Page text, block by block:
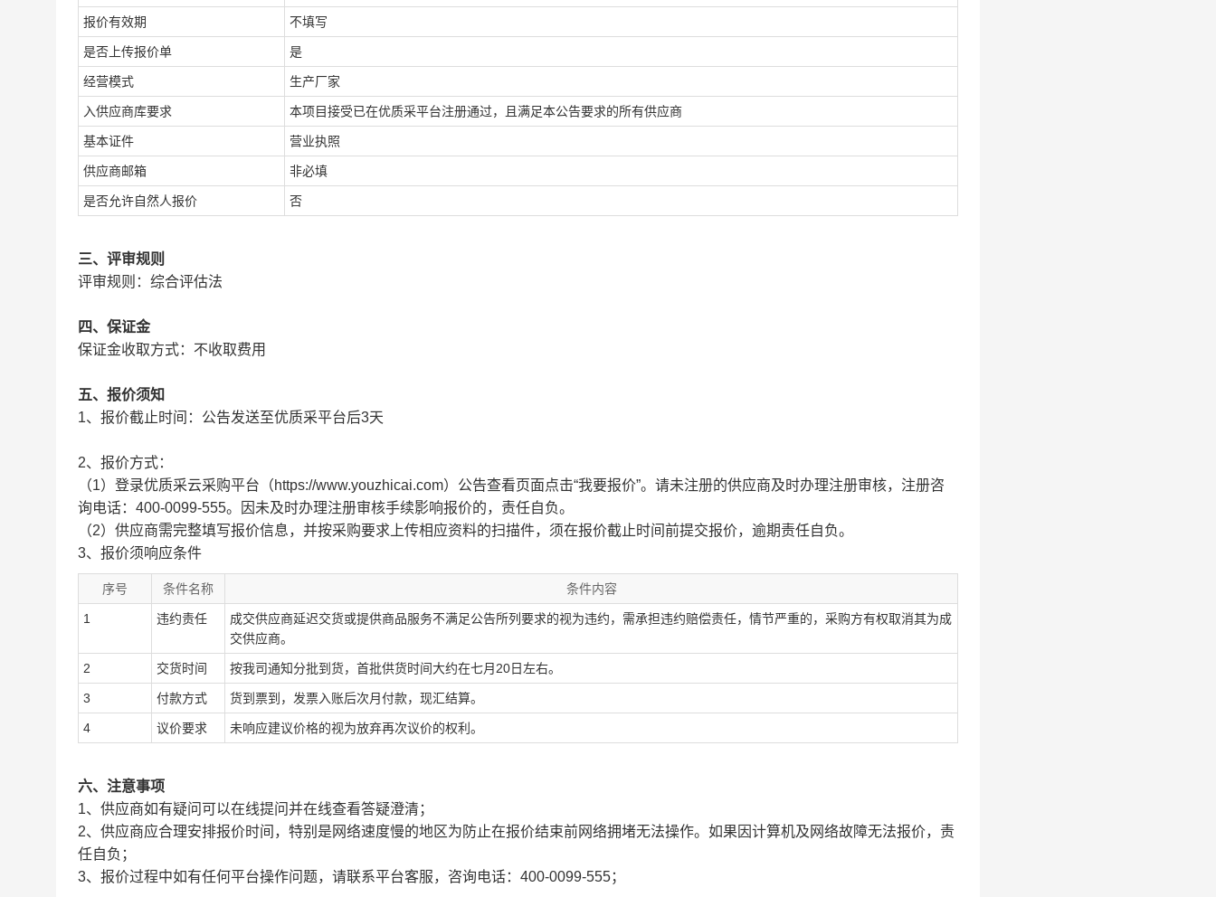
报价有效期 不填写
是否上传报价单 是
经营模式 生产厂家
入供应商库要求 本项目接受已在优质采平台注册通过，且满足本公告要求的所有供应商
基本证件 营业执照
供应商邮箱 非必填
是否允许自然人报价 否
三、评审规则
评审规则：综合评估法
四、保证金
保证金收取方式：不收取费用
五、报价须知
1、报价截止时间：公告发送至优质采平台后3天
2、报价方式：
（1）登录优质采云采购平台（https://www.youzhicai.com）公告查看页面点击“我要报价”。请未注册的供应商及时办理注册审核，注册咨
询电话：400-0099-555。因未及时办理注册审核手续影响报价的，责任自负。
（2）供应商需完整填写报价信息，并按采购要求上传相应资料的扫描件，须在报价截止时间前提交报价，逾期责任自负。
3、报价须响应条件
序号 条件名称 条件内容
1 违约责任
成交供应商延迟交货或提供商品服务不满足公告所列要求的视为违约，需承担违约赔偿责任，情节严重的，采购方有权取消其为成
交供应商。
2 交货时间 按我司通知分批到货，首批供货时间大约在七月20日左右。
3 付款方式 货到票到，发票入账后次月付款，现汇结算。
4 议价要求 未响应建议价格的视为放弃再次议价的权利。
六、注意事项
1、供应商如有疑问可以在线提问并在线查看答疑澄清；
2、供应商应合理安排报价时间，特别是网络速度慢的地区为防止在报价结束前网络拥堵无法操作。如果因计算机及网络故障无法报价，责
任自负；
3、报价过程中如有任何平台操作问题，请联系平台客服，咨询电话：400-0099-555；